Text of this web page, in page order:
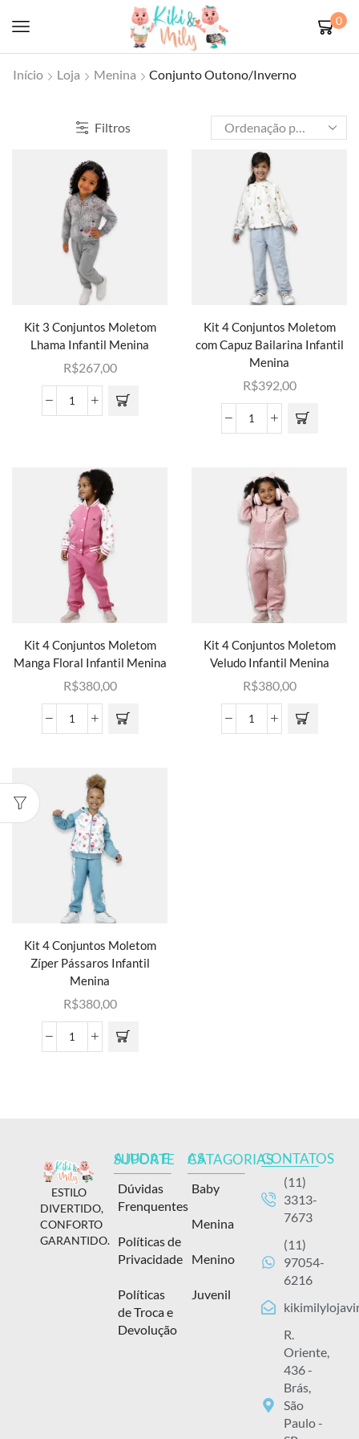
0
Início Loja Menina Conjunto Outono/Inverno
Filtros
Kit 3 Conjuntos Moletom
Lhama Infantil Menina
R$267,00
Kit 4 Conjuntos Moletom
com Capuz Bailarina Infantil
Menina
R$392,00
Kit 4 Conjuntos Moletom
Manga Floral Infantil Menina
R$380,00
Kit 4 Conjuntos Moletom
Veludo Infantil Menina
R$380,00
Kit 4 Conjuntos Moletom
Zíper Pássaros Infantil
Menina
R$380,00
ESTILO
DIVERTIDO,
CONFORTO
GARANTIDO.
AJUDA E SUPORTE
Dúvidas
Frenquentes
Políticas de
Privacidade
Políticas
de Troca e
Devolução
AS CATAGORIAS
Baby
Menina
Menino
Juvenil
CONTATOS
(11)
3313-
7673
(11)
97054-
6216
R.
Oriente,
436 -
Brás,
São
Paulo -